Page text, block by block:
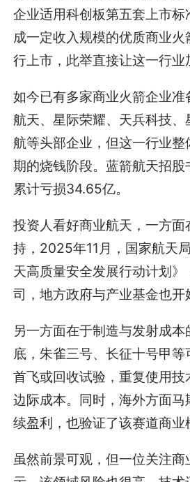
企业适用科创板第五套上市
成一定收入规模的优质商业
行上市，此举直接让这一行业
如今已有多家商业火箭企业
航天、星际荣耀、天兵科技
航等头部企业，但这一行业
期的烧钱阶段。蓝箭航天招
累计亏损34.65亿。
投资人看好商业航天，一方
持，2025年11月，国家航天
天高质量安全发展行动计划
司，地方政府与产业基金也开
另一方面在于制造与发射成
底，朱雀三号、长征十号甲等
首飞或回收试验，重复使用
边际成本。同时，海外方面
续盈利，也验证了该赛道商业
虽然前景可观，但一位关注